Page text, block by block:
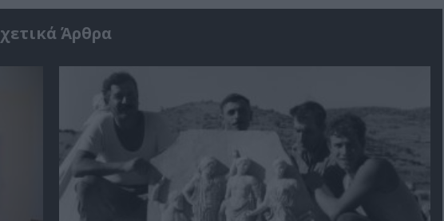
Άρθρα